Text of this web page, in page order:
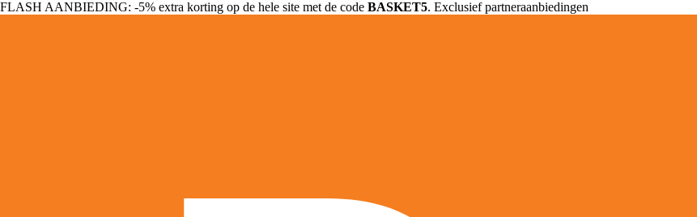
FLASH AANBIEDING: -5% extra korting op de hele site met de code BASKET5. Exclusief partneraanbiedingen